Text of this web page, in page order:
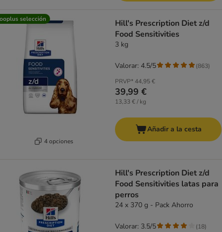
selección
4 opciones
Hill's Prescription Diet z/d
Food Sensitivities
3 kg
PRVP*44,95 €
39,99 €
13,33 € / kg
Valorar: 4.5/5 (863)
Añadir a la cesta
Hill's Prescription Diet z/d
Food Sensitivities latas para
perros
24 x 370 g - Pack Ahorro
Valorar: 3.5/5 (18)